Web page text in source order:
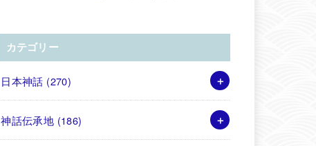
カテゴリー
日本神話 (270)
神話伝承地 (186)